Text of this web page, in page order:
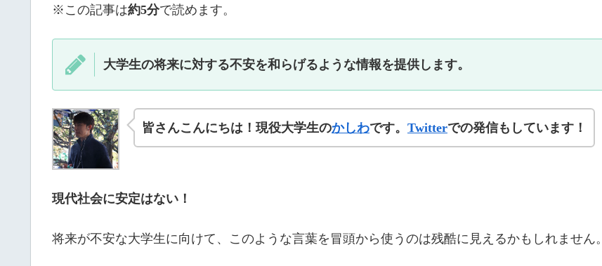
※この記事は約5分で読めます。
大学生の将来に対する不安を和らげるような情報を提供します。
皆さんこんにちは！現役大学生のかしわです。 Twitterでの発信もしています！
現代社会に安定はない！
将来が不安な大学生に向けて、このような言葉を冒頭から使うのは残酷に見えるかもしれません。